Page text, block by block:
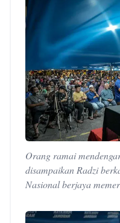
Orang ramai
disampaikan Radzi
Nasional berjaya